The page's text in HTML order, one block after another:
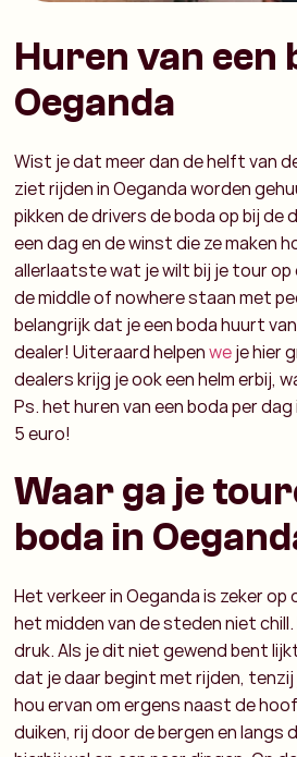
Huren van een
Oeganda
Wist je dat meer dan de helft van
ziet rijden in Oeganda worden
pikken de drivers de boda op bij de
een dag en de winst die ze maken
allerlaatste wat je wilt bij je tour op
de middle of nowhere staan met
belangrijk dat je een boda huurt
dealer! Uiteraard helpenweje hier
dealers krijg je ook een helm erbij,
Ps. het huren van een boda per
5 euro!
Waar ga je
boda in
Het verkeer in Oeganda is zeker op
het midden van de steden niet
druk. Als je dit niet gewend bent
dat je daar begint met rijden, tenzij
hou ervan om ergens naast de
duiken, rij door de bergen en langs